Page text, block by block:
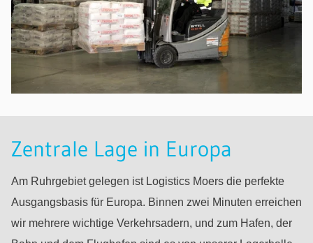
Zentrale Lage in Europa
Am Ruhrgebiet gelegen ist Logistics Moers die perfekte
Ausgangsbasis für Europa. Binnen zwei Minuten erreichen
wir mehrere wichtige Verkehrsadern, und zum Hafen, der